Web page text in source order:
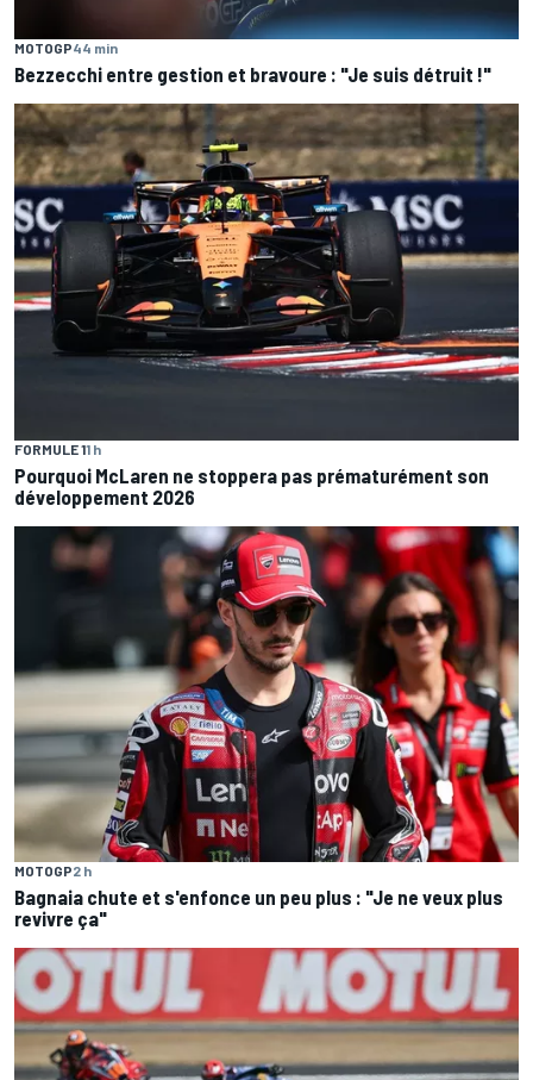
MOTOGP44 min
Bezzecchi entre gestion et bravoure : "Je suis détruit !"
FORMULE 11 h
Pourquoi McLaren ne stoppera pas prématurément son
développement 2026
MOTOGP2 h
Bagnaia chute et s'enfonce un peu plus : "Je ne veux plus
revivre ça"